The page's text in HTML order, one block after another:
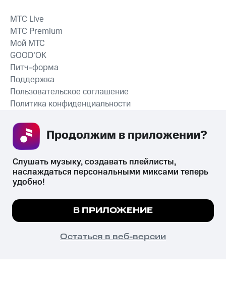
СКАЧАТЬ ПРИЛОЖЕНИЕ
MTС Live
MTС Premium
Мой МТС
GOOD’OK
Питч-форма
Поддержка
Пользовательское соглашение
Политика конфиденциальности
психотропных веществ, их аналогов причиняет вред здоровью,
их незаконный оборот запрещён и влечёт установленную
законодательством ответственность.
© 2026 ООО «КИОН».
Все права защищены
Мы используем куки, чтобы на сайте все
Подробнее
ПОНЯТНО
Слушать музыку, создавать плейлисты,
наслаждаться персональными миксами теперь
удобно!
В ПРИЛОЖЕНИЕ
Остаться в веб-версии